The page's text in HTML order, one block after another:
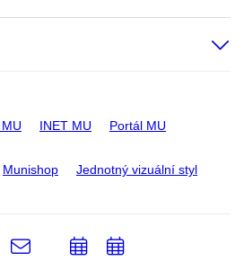
INET MU Portál MU
Munishop Jednotný vizuální styl
LinkedIn
e-
PřidatPřidat